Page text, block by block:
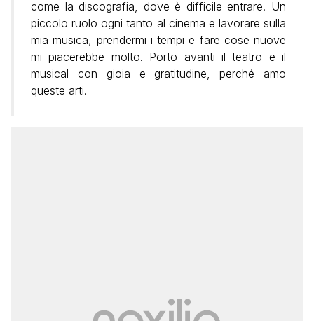
come la discografia, dove è difficile entrare. Un
piccolo ruolo ogni tanto al cinema e lavorare sulla
mia musica, prendermi i tempi e fare cose nuove
mi piacerebbe molto. Porto avanti il teatro e il
musical con gioia e gratitudine, perché amo
queste arti.